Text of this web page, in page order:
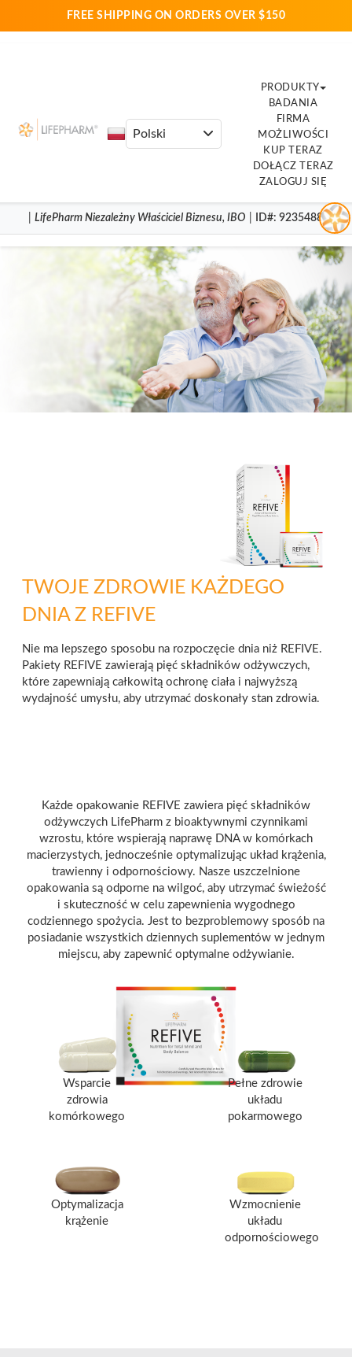
FREE SHIPPING ON ORDERS OVER $150
PRODUKTY
BADANIA
FIRMA
MOŻLIWOŚCI
KUP TERAZ
DOŁĄCZ TERAZ
ZALOGUJ SIĘ
|LifePharmNiezależny Właściciel Biznesu,IBO ID#: 9235488
TWOJE ZDROWIE KAŻDEGO
DNIA Z REFIVE
Nie ma lepszego sposobu na rozpoczęcie dnia niż REFIVE.
Pakiety REFIVE zawierają pięć składników odżywczych,
które zapewniają całkowitą ochronę ciała i najwyższą
wydajność umysłu, aby utrzymać doskonały stan zdrowia.
Każde opakowanie REFIVE zawiera pięć składników
odżywczych LifePharm z bioaktywnymi czynnikami
wzrostu, które wspierają naprawę DNA w komórkach
macierzystych, jednocześnie optymalizując układ krążenia,
trawienny i odpornościowy. Nasze uszczelnione
opakowania są odporne na wilgoć, aby utrzymać świeżość
i skuteczność w celu zapewnienia wygodnego
codziennego spożycia. Jest to bezproblemowy sposób na
posiadanie wszystkich dziennych suplementów w jednym
miejscu, aby zapewnić optymalne odżywianie.
Wsparcie
zdrowia
komórkowego
Pełne zdrowie
układu
pokarmowego
Optymalizacja
krążenie
Wzmocnienie
układu
odpornościowego